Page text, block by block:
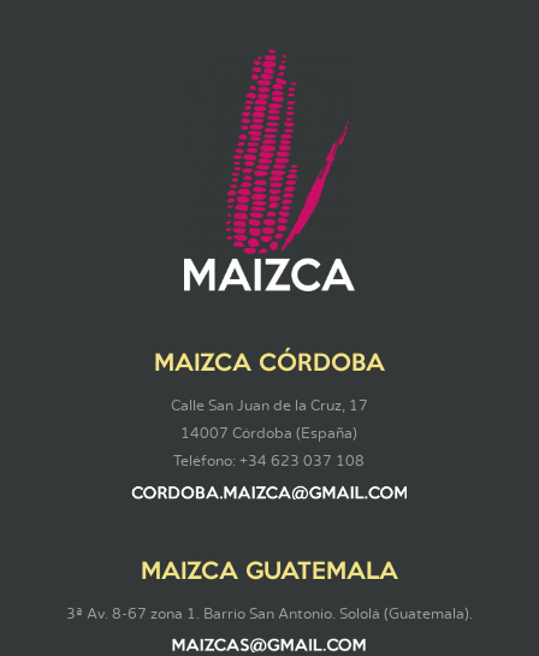
MAIZCA CÓRDOBA
Calle San Juan de la Cruz, 17
14007 Córdoba (España)
Teléfono: +34 623 037 108
MAIZCA GUATEMALA
3ª Av. 8-67 zona 1. Barrio San Antonio. Sololá (Guatemala).